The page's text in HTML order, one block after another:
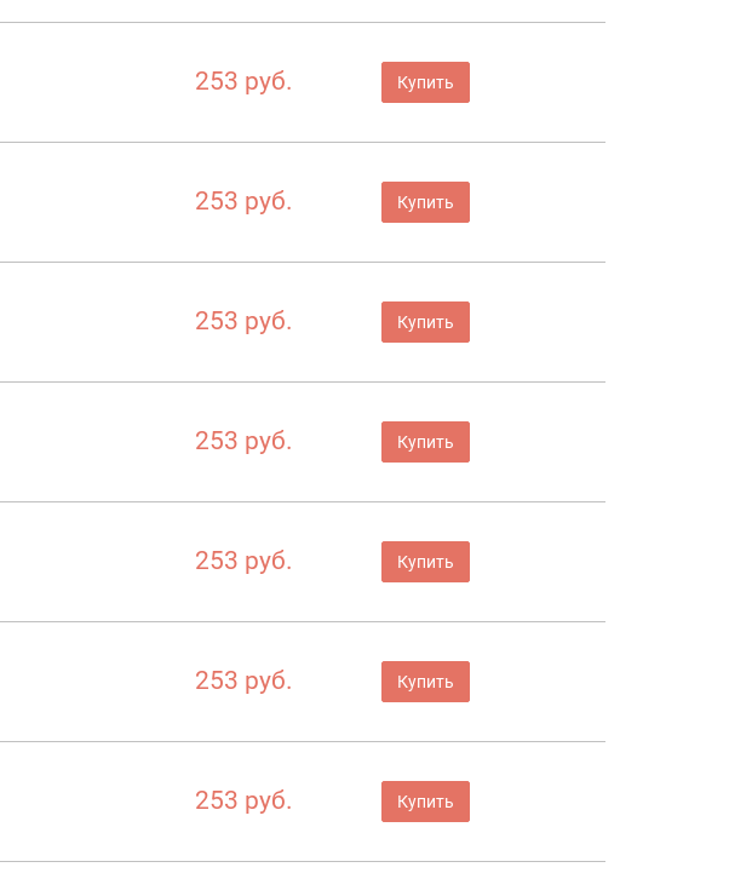
253 руб. Купить
253 руб. Купить
253 руб. Купить
253 руб. Купить
253 руб. Купить
253 руб. Купить
253 руб. Купить